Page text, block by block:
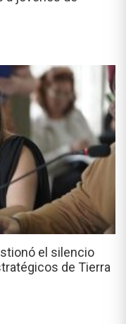
el silencio
de Tierra